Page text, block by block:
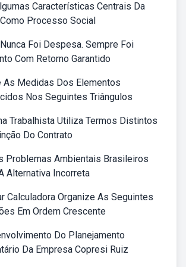
Características Centrais Da
Processo Social
Foi Despesa. Sempre Foi
Com Retorno Garantido
As Medidas Dos Elementos
Nos Seguintes Triângulos
Trabalhista Utiliza Termos Distintos
Do Contrato
Problemas Ambientais Brasileiros
Alternativa Incorreta
Calculadora Organize As Seguintes
Em Ordem Crescente
Do Planejamento
Da Empresa Copresi Ruiz